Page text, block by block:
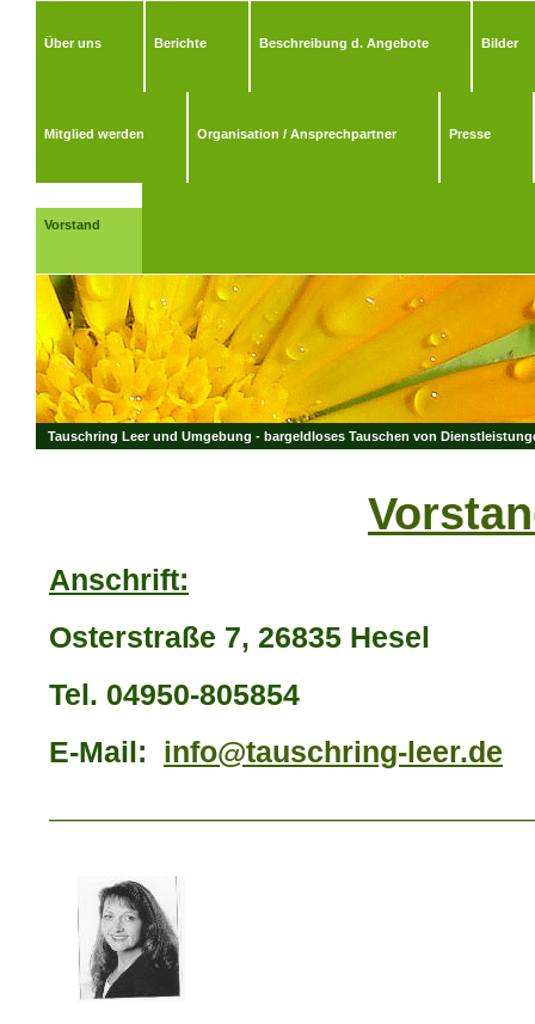
Über uns Berichte Beschreibung d. Angebote Bilder
Mitglied werden Organisation / Ansprechpartner Presse
Vorstand
Tauschring Leer und Umgebung - bargeldloses Tauschen von
Anschrift:
Osterstraße 7, 26835 Hesel
Tel. 04950-805854
E-Mail:
info@tauschring-leer.de